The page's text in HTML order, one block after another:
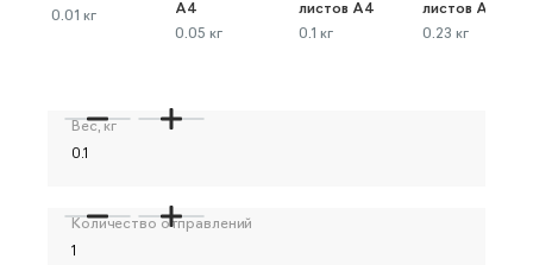
0.01 кг
А4
0.05 кг
листов А4
0.1 кг
листов А4
0.23 кг
Вес, кг
Количество отправлений